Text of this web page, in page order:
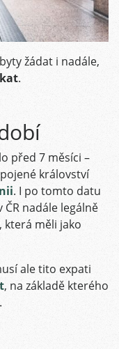
žádat i nadále,
.
před 7 měsíci –
království
. I po tomto datu
nadále legálně
, která měli jako
ale tito expati
, na základě kterého
.